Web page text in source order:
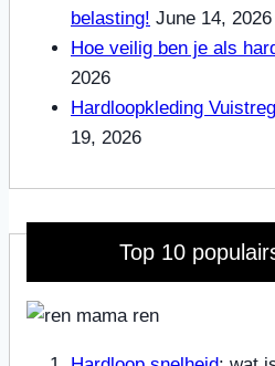
belasting! June 14, 2026
Hoe veilig ben je als
2026
Hardloopkleding
19, 2026
Top 10